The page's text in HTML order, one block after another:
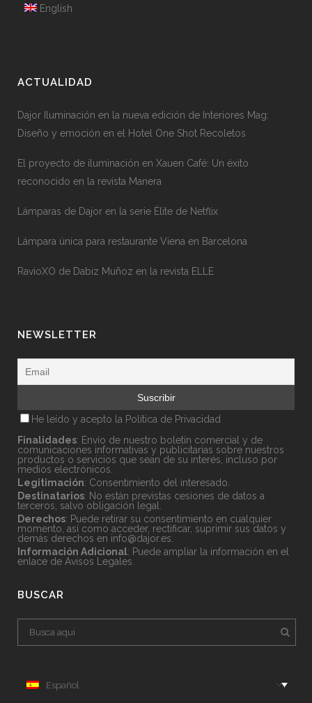
English
ACTUALIDAD
Dajor Iluminación en la nueva edición de Interiores Mag:
Diseño y emoción en el Hotel One Shot Recoletos
El proyecto de iluminación en Xauen Café: Un éxito
reconocido en la revista Manera
Lámparas de Dajor en la serie Élite de Netflix
Lámpara única para restaurante Viena en Barcelona
RavioXO de Dabiz Muñoz en la revista ELLE
NEWSLETTER
He leído y acepto la Política de Privacidad
Finalidades: Envío de nuestro boletín comercial y de
comunicaciones informativas y publicitarias sobre nuestros
productos o servicios que sean de su interés, incluso por
medios electrónicos.
Legitimación: Consentimiento del interesado.
Destinatarios: No están previstas cesiones de datos a
terceros, salvo obligación legal.
Derechos: Puede retirar su consentimiento en cualquier
momento, así como acceder, rectificar, suprimir sus datos y
demás derechos en info@dajor.es
Información Adicional: Puede ampliar la información en el
enlace de Avisos Legales
BUSCAR
Español